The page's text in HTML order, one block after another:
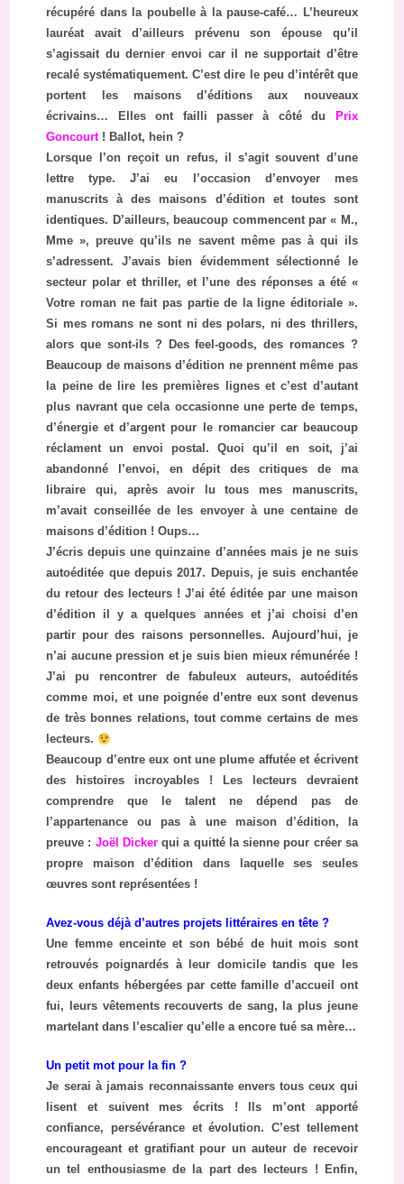
récupéré dans la poubelle à la pause-café… L’heureux
lauréat avait d’ailleurs prévenu son épouse qu’il
s’agissait du dernier envoi car il ne supportait d’être
recalé systématiquement. C’est dire le peu d’intérêt que
portent les maisons d’éditions aux nouveaux
écrivains… Elles ont failli passer à côté du
Prix
Goncourt! Ballot, hein ?
Lorsque l’on reçoit un refus, il s’agit souvent d’une
lettre type. J’ai eu l’occasion d’envoyer mes
manuscrits à des maisons d’édition et toutes sont
identiques. D’ailleurs, beaucoup commencent par « M.,
Mme », preuve qu’ils ne savent même pas à qui ils
s’adressent. J’avais bien évidemment sélectionné le
secteur polar et thriller, et l’une des réponses a été «
Votre roman ne fait pas partie de la ligne éditoriale ».
Si mes romans ne sont ni des polars, ni des thrillers,
alors que sont-ils ? Des feel-goods, des romances ?
Beaucoup de maisons d’édition ne prennent même pas
la peine de lire les premières lignes et c’est d’autant
plus navrant que cela occasionne une perte de temps,
d’énergie et d’argent pour le romancier car beaucoup
réclament un envoi postal. Quoi qu’il en soit, j’ai
abandonné l’envoi, en dépit des critiques de ma
libraire qui, après avoir lu tous mes manuscrits,
m’avait conseillée de les envoyer à une centaine de
maisons d’édition ! Oups…
J’écris depuis une quinzaine d’années mais je ne suis
autoéditée que depuis 2017. Depuis, je suis enchantée
du retour des lecteurs ! J’ai été éditée par une maison
d’édition il y a quelques années et j’ai choisi d’en
partir pour des raisons personnelles. Aujourd’hui, je
n’ai aucune pression et je suis bien mieux rémunérée !
J’ai pu rencontrer de fabuleux auteurs, autoédités
comme moi, et une poignée d’entre eux sont devenus
de très bonnes relations, tout comme certains de mes
lecteurs.
Beaucoup d’entre eux ont une plume affutée et écrivent
des histoires incroyables ! Les lecteurs devraient
comprendre que le talent ne dépend pas de
l’appartenance ou pas à une maison d’édition, la
preuve : Joël Dickerqui a quitté la sienne pour créer sa
propre maison d’édition dans laquelle ses seules
œuvres sont représentées !
Avez-vous déjà d’autres projets littéraires en tête ?
Une femme enceinte et son bébé de huit mois sont
retrouvés poignardés à leur domicile tandis que les
deux enfants hébergées par cette famille d’accueil ont
fui, leurs vêtements recouverts de sang, la plus jeune
martelant dans l’escalier qu’elle a encore tué sa mère…
Un petit mot pour la fin ?
Je serai à jamais reconnaissante envers tous ceux qui
lisent et suivent mes écrits ! Ils m’ont apporté
confiance, persévérance et évolution. C’est tellement
encourageant et gratifiant pour un auteur de recevoir
un tel enthousiasme de la part des lecteurs ! Enfin,